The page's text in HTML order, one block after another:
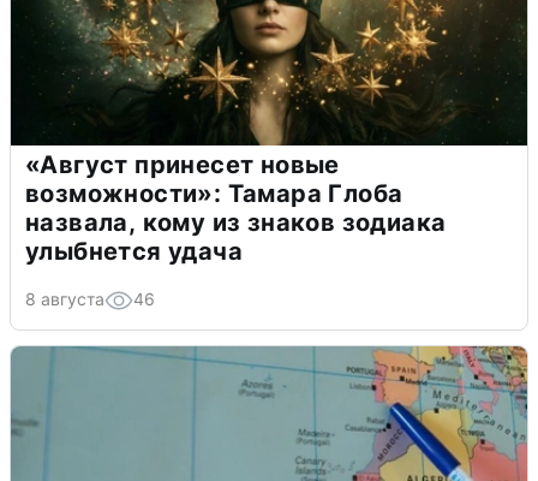
«Август принесет новые
возможности»: Тамара Глоба
назвала, кому из знаков зодиака
улыбнется удача
8 августа 46